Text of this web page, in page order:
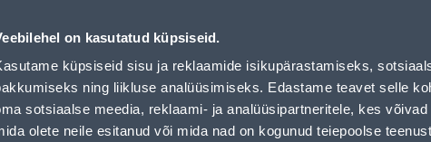
on kasutatud küpsiseid.
küpsiseid sisu ja reklaamide isikupärastamiseks,
ning liikluse analüüsimiseks. Edastame teavet selle
sotsiaalse meedia, reklaami- ja analüüsipartneritele, kes
olete neile esitanud või mida nad on kogunud teiepoolse
has loaded
бизнес-клиентов Обслуживание частных клиентов
ПОИСК